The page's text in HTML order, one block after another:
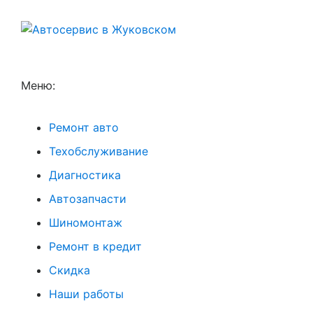
Меню:
Ремонт авто
Техобслуживание
Диагностика
Автозапчасти
Шиномонтаж
Ремонт в кредит
Скидка
Наши работы